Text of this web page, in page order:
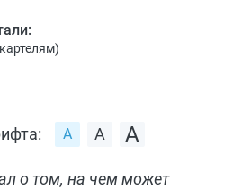
)
о том, на чем может